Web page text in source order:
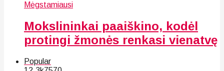
Mėgstamiausi
Mokslininkai paaiškino, kodėl
protingi žmonės renkasi vienatvę
Popular